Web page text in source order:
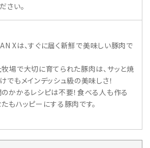
さい。
Xは、すぐに届く新鮮で美味しい豚肉で
場で大切に育てられた豚肉は、サッと焼
でもメインデッシュ級の美味しさ！
かかるレシピは不要！食べる人も作る
もハッピーにする豚肉です。